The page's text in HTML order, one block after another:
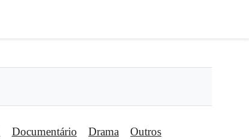
Documentário Drama Outros